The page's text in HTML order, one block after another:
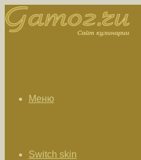
Меню
Switch skin